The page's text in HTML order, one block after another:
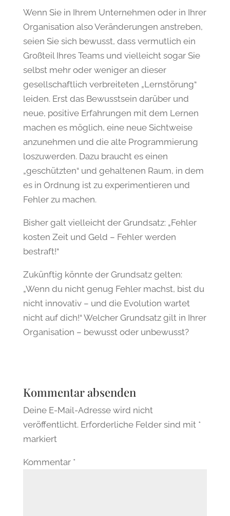
Wenn Sie in Ihrem Unternehmen oder in Ihrer
Organisation also Veränderungen anstreben,
seien Sie sich bewusst, dass vermutlich ein
Großteil Ihres Teams und vielleicht sogar Sie
selbst mehr oder weniger an dieser
gesellschaftlich verbreiteten „Lernstörung“
leiden. Erst das Bewusstsein darüber und
neue, positive Erfahrungen mit dem Lernen
machen es möglich, eine neue Sichtweise
anzunehmen und die alte Programmierung
loszuwerden. Dazu braucht es einen
„geschützten“ und gehaltenen Raum, in dem
es in Ordnung ist zu experimentieren und
Fehler zu machen.
Bisher galt vielleicht der Grundsatz: „Fehler
kosten Zeit und Geld – Fehler werden
bestraft!“
Zukünftig könnte der Grundsatz gelten:
„Wenn du nicht genug Fehler machst, bist du
nicht innovativ – und die Evolution wartet
nicht auf dich!“ Welcher Grundsatz gilt in Ihrer
Organisation – bewusst oder unbewusst?
Kommentar absenden
Deine E-Mail-Adresse wird nicht
veröffentlicht. Erforderliche Felder sind mit *
markiert
Kommentar *